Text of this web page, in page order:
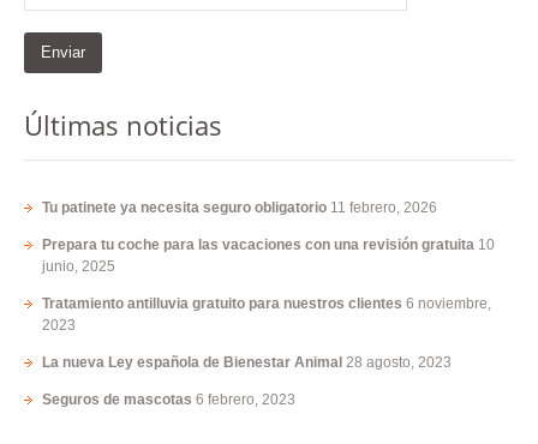
Últimas noticias
Tu patinete ya necesita seguro obligatorio 11 febrero, 2026
Prepara tu coche para las vacaciones con una revisión gratuita 10
junio, 2025
Tratamiento antilluvia gratuito para nuestros clientes 6 noviembre,
2023
La nueva Ley española de Bienestar Animal 28 agosto, 2023
Seguros de mascotas 6 febrero, 2023